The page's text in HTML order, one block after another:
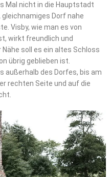
Mal nicht in die Hauptstadt
gleichnamiges Dorf nahe
Visby, wie man es von
wirkt freundlich und
soll es ein altes Schloss
übrig geblieben ist.
außerhalb des Dorfes, bis am
rechten Seite und auf die